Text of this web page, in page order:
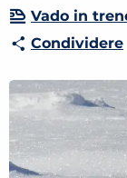
Vado in
Condividere